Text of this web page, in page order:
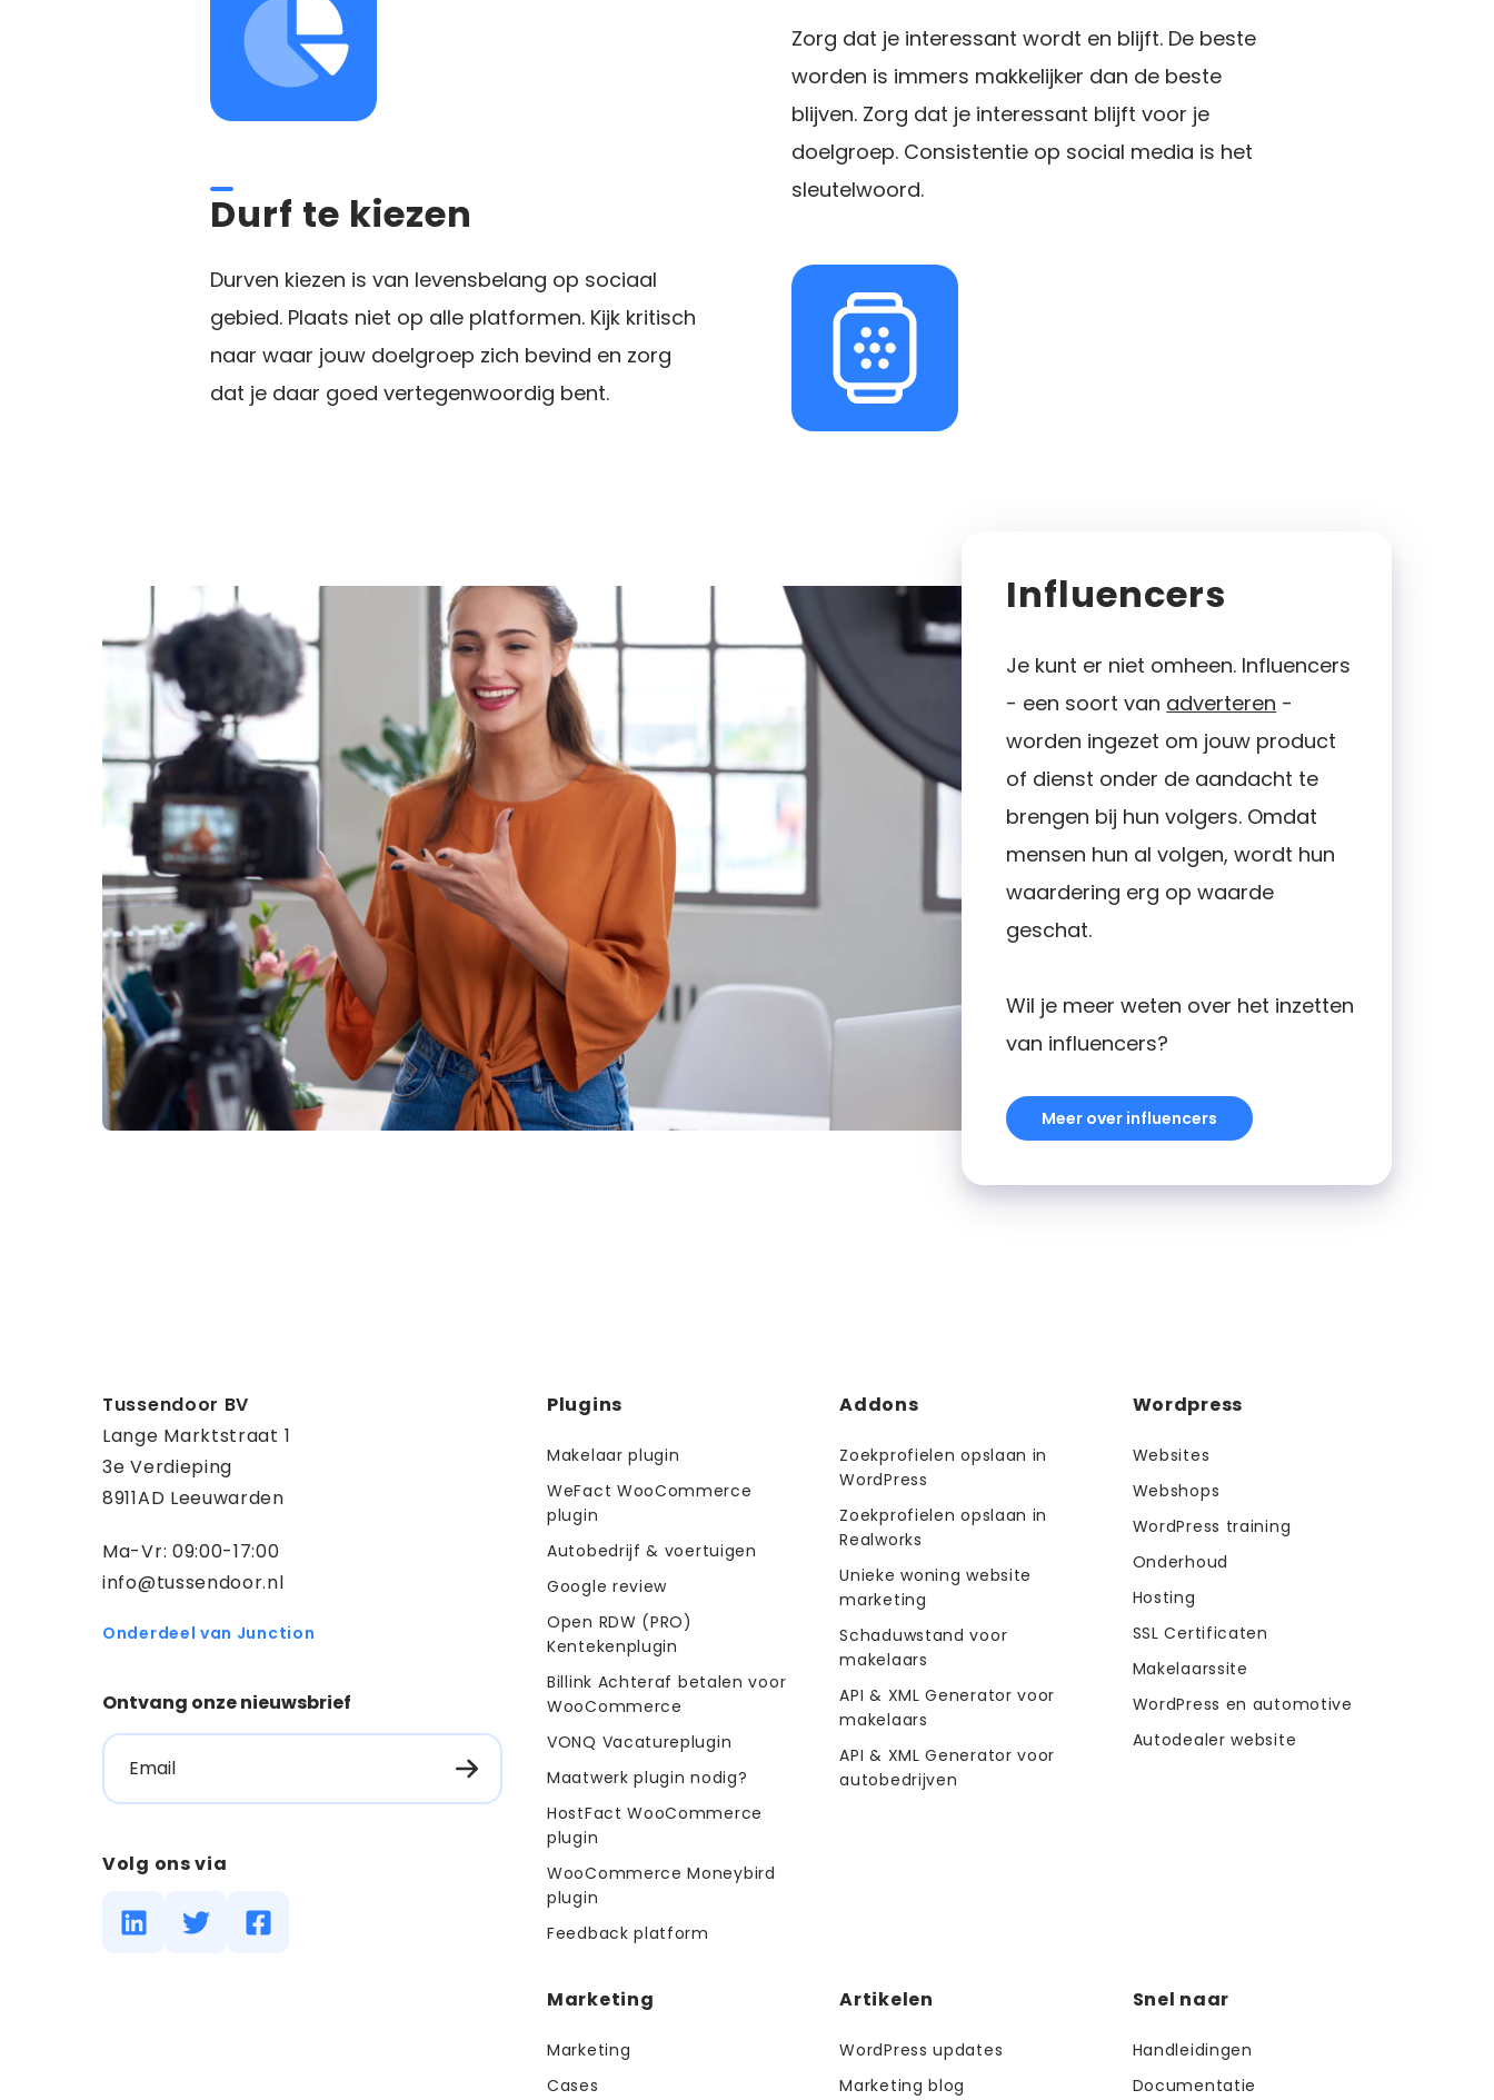
Durf te kiezen
Durven kiezen is van levensbelang op sociaal
gebied. Plaats niet op alle platformen. Kijk kritisch
naar waar jouw doelgroep zich bevind en zorg
dat je daar goed vertegenwoordig bent.
Zorg dat je interessant wordt en blijft. De beste
worden is immers makkelijker dan de beste
blijven. Zorg dat je interessant blijft voor je
doelgroep. Consistentie op social media is het
sleutelwoord.
Influencers
Je kunt er niet omheen. Influencers
- een soort van adverteren -
worden ingezet om jouw product
of dienst onder de aandacht te
brengen bij hun volgers. Omdat
mensen hun al volgen, wordt hun
waardering erg op waarde
geschat.
Wil je meer weten over het inzetten
van influencers?
Meer over influencers
Contact
informatie
Tussendoor BV
Lange Marktstraat 1
3e Verdieping
8911AD Leeuwarden
Ma-Vr: 09:00-17:00
info@tussendoor.nl
Onderdeel van Junction
Ontvang onze nieuwsbrief
Email
Volg ons via
Diensten
menus
Plugins
Makelaar plugin
WeFact WooCommerce
plugin
Autobedrijf & voertuigen
Google review
Open RDW (PRO)
Kentekenplugin
Billink Achteraf betalen voor
WooCommerce
VONQ Vacatureplugin
Maatwerk plugin nodig?
HostFact WooCommerce
plugin
WooCommerce Moneybird
plugin
Feedback platform
Addons
Zoekprofielen opslaan in
WordPress
Zoekprofielen opslaan in
Realworks
Unieke woning website
marketing
Schaduwstand voor
makelaars
API & XML Generator voor
makelaars
API & XML Generator voor
autobedrijven
Wordpress
Websites
Webshops
WordPress training
Onderhoud
Hosting
SSL Certificaten
Makelaarssite
WordPress en automotive
Autodealer website
Marketing
Marketing
Cases
Artikelen
WordPress updates
Marketing blog
Snel naar
Handleidingen
Documentatie